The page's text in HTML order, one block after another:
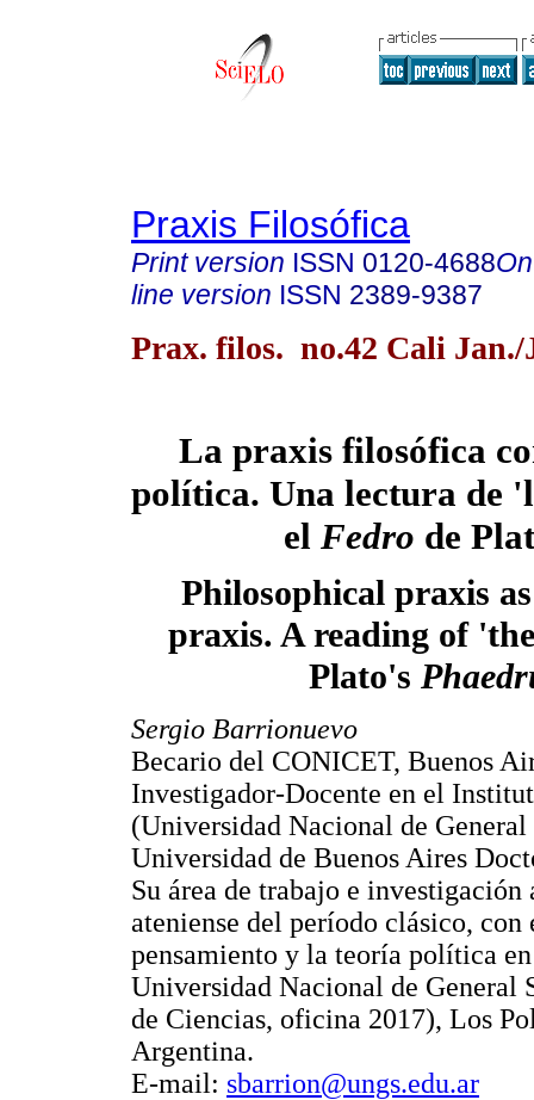
Praxis Filosófica
Print version ISSN 0120-4688
line version ISSN 2389-9387
Prax. filos. no.42 Cali Jan./
La praxis filosófica
política. Una lectura de
el Fedro de
Philosophical praxis
praxis. A reading of
Plato's
Sergio Barrionuevo
Becario del CONICET, Buenos
Investigador-Docente en el
(Universidad Nacional de
Universidad de Buenos Aires
Su área de trabajo e
ateniense del período clásico,
pensamiento y la teoría política
Universidad Nacional de General
de Ciencias, oficina 2017), Los
Argentina.
E-mail: sbarrion@ungs.edu.ar